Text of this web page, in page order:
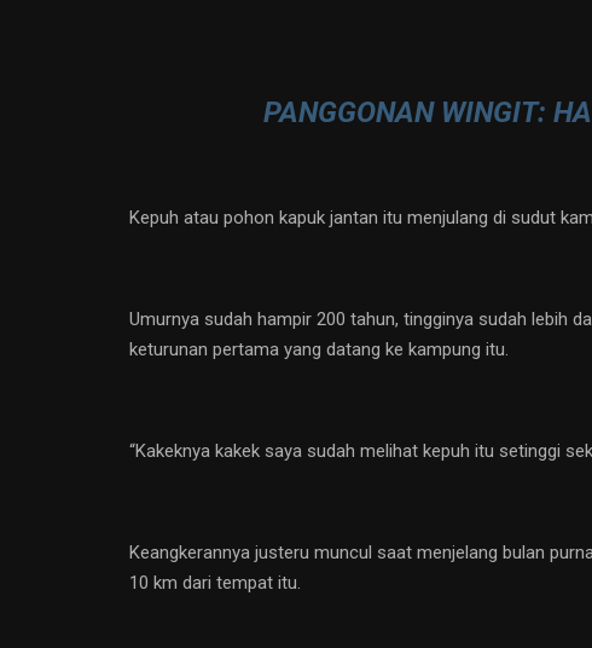
PANGGONAN WINGIT:
Kepuh atau pohon kapuk jantan itu menjulang di sudut
Umurnya sudah hampir 200 tahun, tingginya sudah lebih
keturunan pertama yang datang ke kampung itu.
“Kakeknya kakek saya sudah melihat kepuh itu setinggi
Keangkerannya justeru muncul saat menjelang bulan
10 km dari tempat itu.